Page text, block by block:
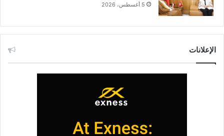
5 أغسطس، 2026
الإعلانات